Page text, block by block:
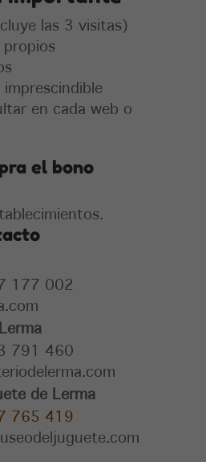
las 3 visitas)
propios
imprescindible
en cada web o
el bono
177 002
791 460
de Lerma
765 419